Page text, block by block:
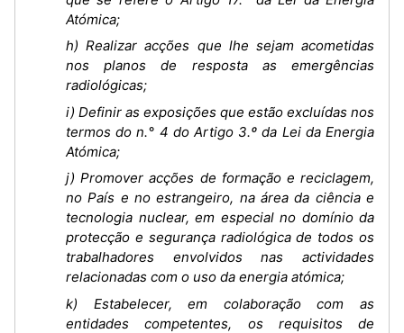
Atómica;
h) Realizar acções que lhe sejam acometidas
nos planos de resposta as emergências
radiológicas;
i) Definir as exposições que estão excluídas nos
termos do n.° 4 do Artigo 3.º da Lei da Energia
Atómica;
j) Promover acções de formação e reciclagem,
no País e no estrangeiro, na área da ciência e
tecnologia nuclear, em especial no domínio da
protecção e segurança radiológica de todos os
trabalhadores envolvidos nas actividades
relacionadas com o uso da energia atómica;
k) Estabelecer, em colaboração com as
entidades competentes, os requisitos de